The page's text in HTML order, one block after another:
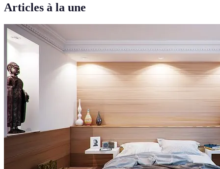
Articles à la une